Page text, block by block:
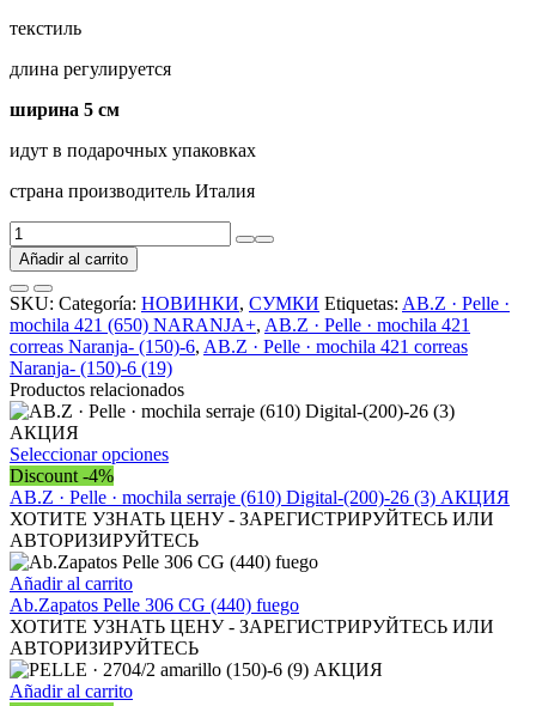
​​​​​текстиль
длина регулируется
ширина 5 см
идут в подарочных упаковках
страна производитель Италия
AB.Z
·
Pelle
·
mochila
421
correas
Naranja-
(150)-6
(19)
cantidad
Añadir al carrito
SKU: Categoría: НОВИНКИ, СУМКИ Etiquetas: AB.Z · Pelle ·
mochila 421 (650) NARANJA+, AB.Z · Pelle · mochila 421
correas Naranja- (150)-6, AB.Z · Pelle · mochila 421 correas
Naranja- (150)-6 (19)
Productos relacionados
Seleccionar opcionesEste
tiene
múltiples
variantes.
Las
se
pueden
elegir
en
Discount -4%
AB.Z · Pelle · mochila serraje (610) Digital-(200)-26 (3) АКЦИЯ
ХОТИТЕ УЗНАТЬ ЦЕНУ - ЗАРЕГИСТРИРУЙТЕСЬ ИЛИ
АВТОРИЗИРУЙТЕСЬ
Añadir al carrito
Ab.Zapatos Pelle 306 CG (440) fuego
ХОТИТЕ УЗНАТЬ ЦЕНУ - ЗАРЕГИСТРИРУЙТЕСЬ ИЛИ
АВТОРИЗИРУЙТЕСЬ
Añadir al carrito